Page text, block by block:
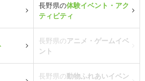
長野県の体験イベント・アク
ティビティ
長野県のアニメ・ゲームイベ
ント
長野県の動物ふれあいイベン